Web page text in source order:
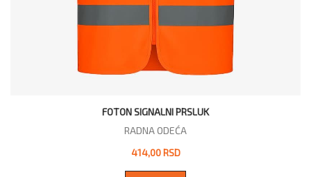
FOTON SIGNALNI PRSLUK
RADNA ODEĆA
414,00 RSD